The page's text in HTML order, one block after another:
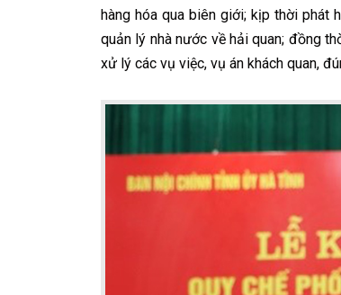
hàng hóa qua biên giới; kịp thời phát
quản lý nhà nước về hải quan; đồng
xử lý các vụ việc, vụ án khách quan,